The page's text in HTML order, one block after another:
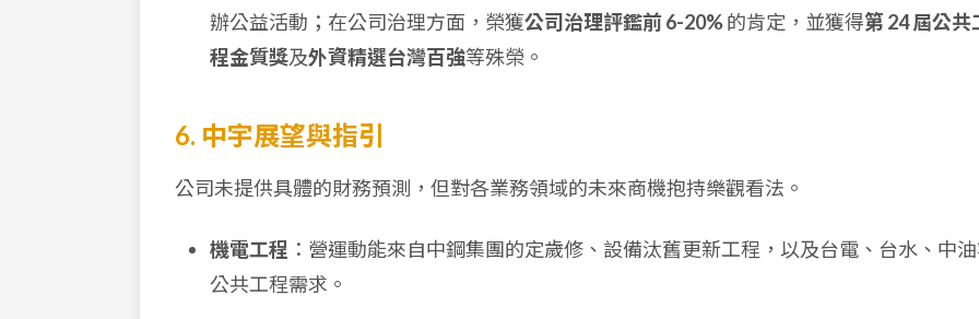
辦公益活動；在公司治理方面，榮獲公司治理評鑑前 6-20%的肯定，並獲得第 24 屆公共
程金質獎及外資精選台灣百強等殊榮。
6. 中宇展望與指引
公司未提供具體的財務預測，但對各業務領域的未來商機抱持樂觀看法。
機電工程 ：營運動能來自中鋼集團的定歲修、設備汰舊更新工程，以及台電、台水、中
公共工程需求。